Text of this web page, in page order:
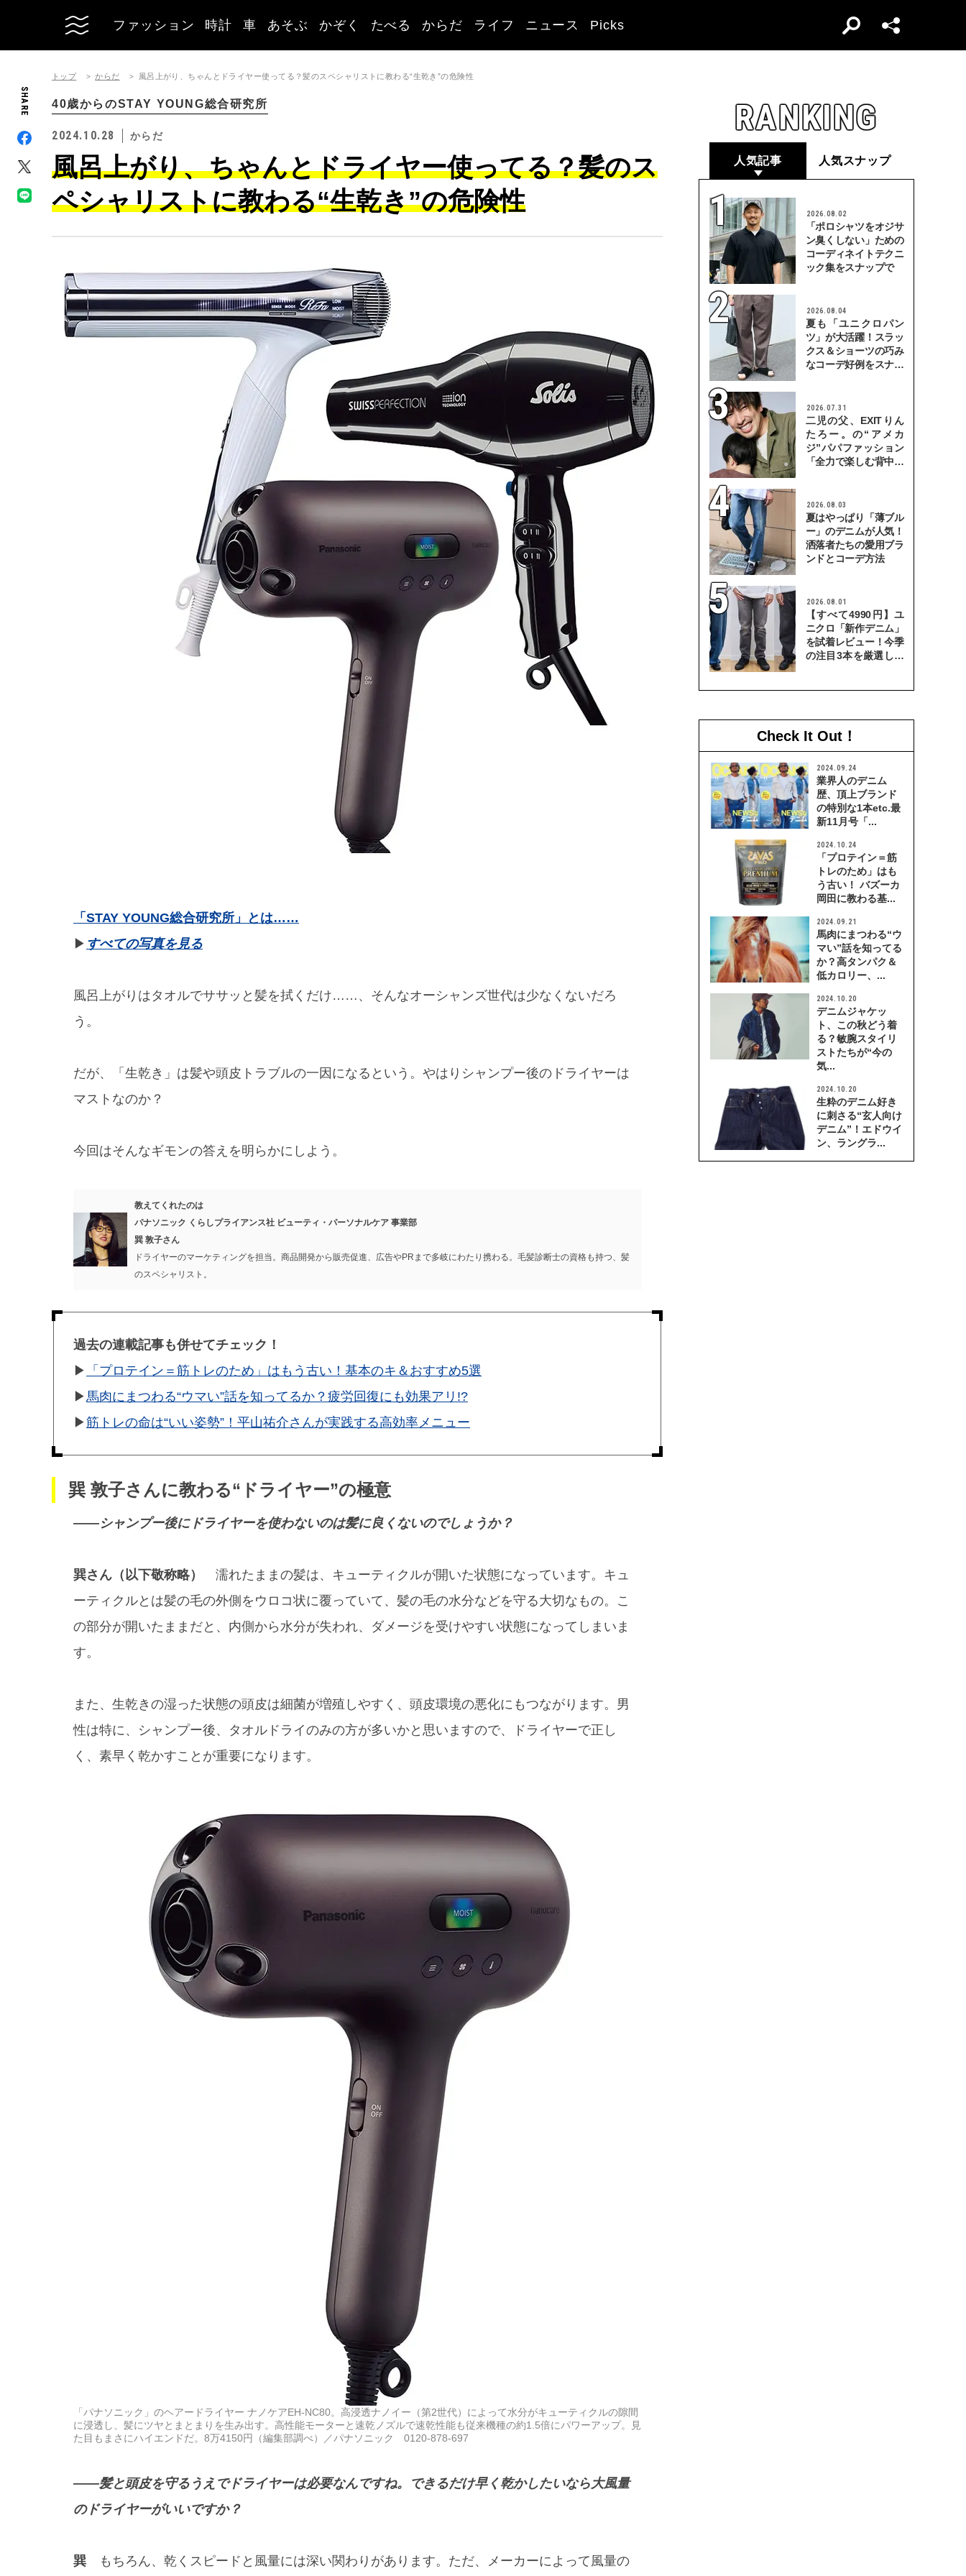
ファッション 時計 車 あそぶ かぞく たべる からだ ライフ ニュース Picks
SHARE
トップ からだ 風呂上がり、ちゃんとドライヤー使ってる？髪のスペシャリストに教わる“生乾き”の危険性
40歳からのSTAY YOUNG総合研究所
2024.10.28 からだ
風呂上がり、ちゃんとドライヤー使ってる？髪のス
ペシャリストに教わる“生乾き”の危険性
「STAY YOUNG総合研究所」とは……
▶︎ すべての写真を見る
風呂上がりはタオルでササッと髪を拭くだけ……、そんなオーシャンズ世代は少なくないだろ
う。
だが、「生乾き」は髪や頭皮トラブルの一因になるという。やはりシャンプー後のドライヤーは
マストなのか？
今回はそんなギモンの答えを明らかにしよう。
教えてくれたのは
パナソニック くらしプライアンス社 ビューティ・パーソナルケア 事業部
巽 敦子さん
ドライヤーのマーケティングを担当。商品開発から販売促進、広告やPRまで多岐にわたり携わる。毛髪診断士の資格も持つ、髪
のスペシャリスト。
過去の連載記事も併せてチェック！
▶︎
「プロテイン＝筋トレのため」はもう古い！基本のキ＆おすすめ5選
▶︎ 馬肉にまつわる“ウマい”話を知ってるか？疲労回復にも効果アリ!?
▶︎筋トレの命は“いい姿勢”！平山祐介さんが実践する高効率メニュー
巽 敦子さんに教わる“ドライヤー”の極意
——シャンプー後にドライヤーを使わないのは髪に良くないのでしょうか？
巽さん（以下敬称略）
濡れたままの髪は、キューティクルが開いた状態になっています。キュ
ーティクルとは髪の毛の外側をウロコ状に覆っていて、髪の毛の水分などを守る大切なもの。こ
の部分が開いたままだと、内側から水分が失われ、ダメージを受けやすい状態になってしまいま
す。
また、生乾きの湿った状態の頭皮は細菌が増殖しやすく、頭皮環境の悪化にもつながります。男
性は特に、シャンプー後、タオルドライのみの方が多いかと思いますので、ドライヤーで正し
く、素早く乾かすことが重要になります。
「パナソニック」のヘアードライヤー ナノケアEH-NC80。高浸透ナノイー（第2世代）によって水分がキューティクルの隙間
に浸透し、髪にツヤとまとまりを生み出す。高性能モーターと速乾ノズルで速乾性能も従来機種の約1.5倍にパワーアップ。見
た目もまさにハイエンドだ。8万4150円（編集部調べ）／パナソニック 0120-878-697
——髪と頭皮を守るうえでドライヤーは必要なんですね。できるだけ早く乾かしたいなら大風量
のドライヤーがいいですか？
巽 もちろん、乾くスピードと風量には深い関わりがあります。ただ、メーカーによって風量の
RANKING
人気記事 人気スナップ
2026.08.02
「ポロシャツをオジサ
ン臭くしない」ための
コーディネイトテクニ
ック集をスナップで
2026.08.04
夏も「ユニクロパン
ツ」が大活躍！スラッ
クス＆ショーツの巧み
なコーデ好例をスナッ
2026.07.31
二児の父、EXITりん
たろー。の“アメカ
ジ”パパファッション
「全力で楽しむ背中を
2026.08.03
夏はやっぱり「薄ブル
ー」のデニムが人気！
洒落者たちの愛用ブラ
ンドとコーデ方法
2026.08.01
【すべて4990円】ユ
ニクロ「新作デニム」
を試着レビュー！今季
の注目3本を厳選して
Check It Out！
2024.09.24
業界人のデニム
歴、頂上ブランド
の特別な1本etc.最
新11月号「...
2024.10.24
「プロテイン＝筋
トレのため」はも
う古い！ バズーカ
岡田に教わる基...
2024.09.21
馬肉にまつわる“ウ
マい”話を知ってる
か？高タンパク＆
低カロリー、...
2024.10.20
デニムジャケッ
ト、この秋どう着
る？敏腕スタイリ
ストたちが“今の
気...
2024.10.20
生粋のデニム好き
に刺さる“玄人向け
デニム”！エドウイ
ン、ラングラ...